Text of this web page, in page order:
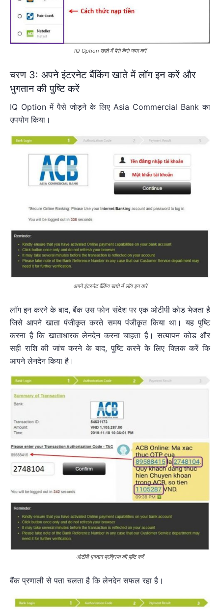
IQ Option खाते में पैसे कैसे जमा करें
चरण 3: अपने इंटरनेट बैंकिंग खाते में लॉग इन करें और
भुगतान की पुष्टि करें
IQ Option में पैसे जोड़ने के लिए Asia Commercial Bank का
उपयोग किया।
अपने इंटरनेट बैंकिंग खाते में लॉग इन करें
लॉग इन करने के बाद, बैंक उस फोन संदेश पर एक ओटीपी कोड भेजता है
जिसे आपने खाता पंजीकृत करते समय पंजीकृत किया था। यह पुष्टि
करना है कि खाताधारक लेनदेन करना चाहता है। सत्यापन कोड और
सही राशि की जांच करने के बाद, पुष्टि करने के लिए क्लिक करें कि
आपने लेनदेन किया है।
ओटीपी भुगतान प्रक्रिया की पुष्टि करें
बैंक प्रणाली से पता चलता है कि लेनदेन सफल रहा है।